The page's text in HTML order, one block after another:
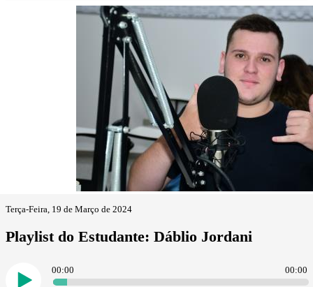
Terça-Feira, 19 de Março de 2024
Playlist do Estudante: Dáblio Jordani
00:00 00:00